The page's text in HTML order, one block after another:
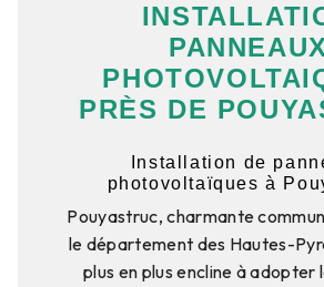
PANNEAUX
PRÈS DE
Installation de
photovoltaïques à
Pouyastruc, charmante
le département des Hautes-
plus en plus encline à adopter